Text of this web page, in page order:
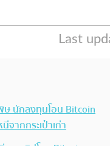
ษ นักลงทุนโอน Bitcoin
ากกระเป๋าเก่า